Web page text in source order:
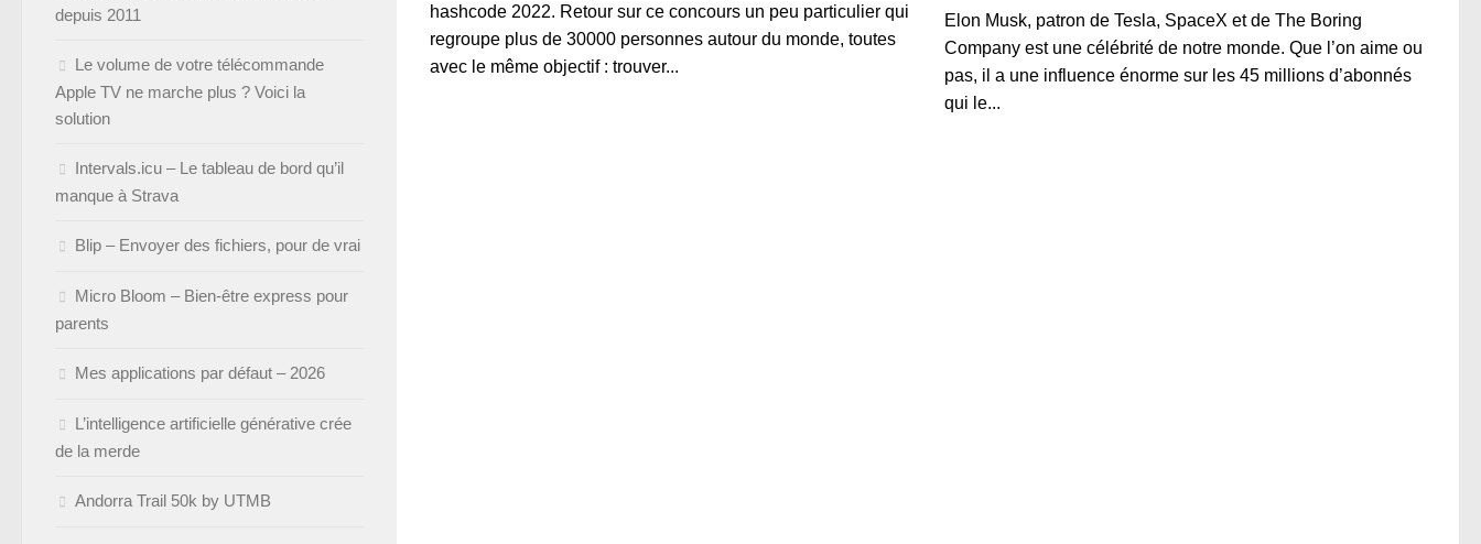
hashcode 2022. Retour sur ce concours un peu particulier qui
regroupe plus de 30000 personnes autour du monde, toutes
avec le même objectif : trouver...
Elon Musk, patron de Tesla, SpaceX et de The Boring
Company est une célébrité de notre monde. Que l’on aime ou
pas, il a une influence énorme sur les 45 millions d’abonnés
qui le...
depuis 2011
Le volume de votre télécommande
Apple TV ne marche plus ? Voici la
solution
Intervals.icu – Le tableau de bord qu’il
manque à Strava
Blip – Envoyer des fichiers, pour de vrai
Micro Bloom – Bien-être express pour
parents
Mes applications par défaut – 2026
L’intelligence artificielle générative crée
de la merde
Andorra Trail 50k by UTMB